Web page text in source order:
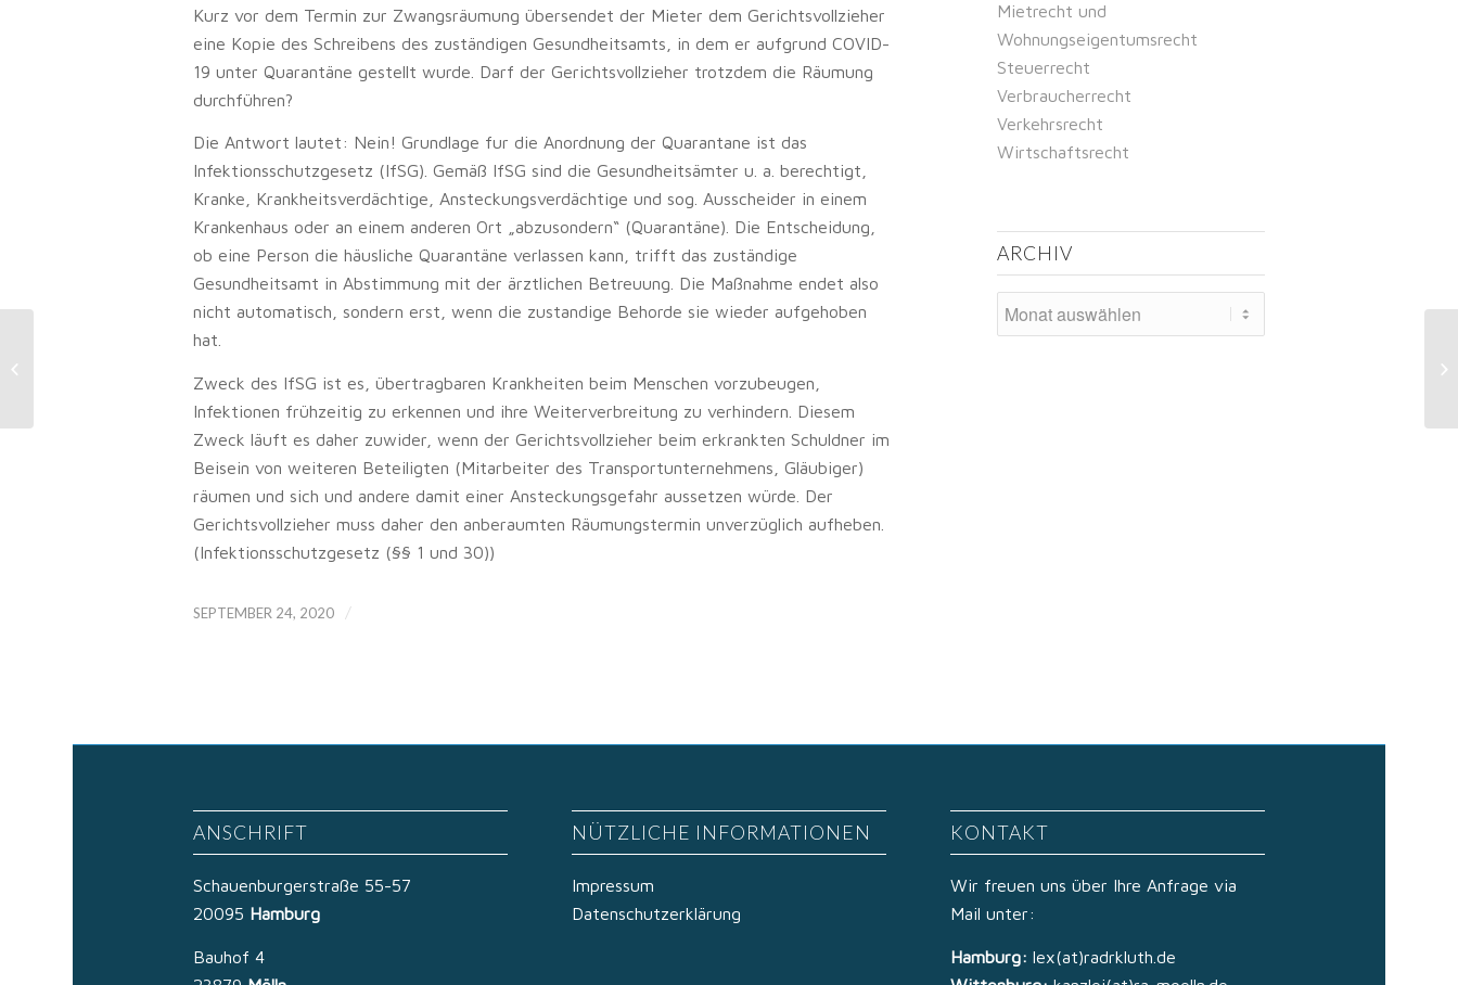
Kurz vor dem Termin zur Zwangsräumung übersendet der Mieter dem Gerichtsvollzieher
eine Kopie des Schreibens des zuständigen Gesundheitsamts, in dem er aufgrund COVID-
19 unter Quarantäne gestellt wurde. Darf der Gerichtsvollzieher trotzdem die Räumung
durchführen?
Die Antwort lautet: Nein! Grundlage fur die Anordnung der Quarantane ist das
Infektionsschutzgesetz (IfSG). Gemäß IfSG sind die Gesundheitsämter u. a. berechtigt,
Kranke, Krankheitsverdächtige, Ansteckungsverdächtige und sog. Ausscheider in einem
Krankenhaus oder an einem anderen Ort „abzusondern“ (Quarantäne). Die Entscheidung,
ob eine Person die häusliche Quarantäne verlassen kann, trifft das zuständige
Gesundheitsamt in Abstimmung mit der ärztlichen Betreuung. Die Maßnahme endet also
nicht automatisch, sondern erst, wenn die zustandige Behorde sie wieder aufgehoben
hat.
Zweck des IfSG ist es, übertragbaren Krankheiten beim Menschen vorzubeugen,
Infektionen frühzeitig zu erkennen und ihre Weiterverbreitung zu verhindern. Diesem
Zweck läuft es daher zuwider, wenn der Gerichtsvollzieher beim erkrankten Schuldner im
Beisein von weiteren Beteiligten (Mitarbeiter des Transportunternehmens, Gläubiger)
räumen und sich und andere damit einer Ansteckungsgefahr aussetzen würde. Der
Gerichtsvollzieher muss daher den anberaumten Räumungstermin unverzüglich aufheben.
(Infektionsschutzgesetz (§§ 1 und 30))
SEPTEMBER 24, 2020 /
Mietrecht und
Wohnungseigentumsrecht
Steuerrecht
Verbraucherrecht
Verkehrsrecht
Wirtschaftsrecht
ARCHIV
ANSCHRIFT
Schauenburgerstraße 55-57
20095 Hamburg
Bauhof 4
NÜTZLICHE INFORMATIONEN
Impressum
Datenschutzerklärung
KONTAKT
Wir freuen uns über Ihre Anfrage via
Mail unter:
Hamburg: lex(at)radrkluth.de
Mietnebenkosten: Miete für